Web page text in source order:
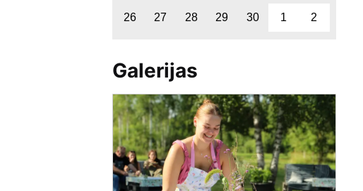
26 27 28 29 30 1 2
Galerijas